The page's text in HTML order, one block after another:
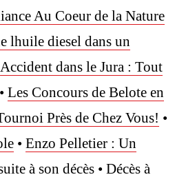
Au Coeur de la Nature
lhuile diesel dans un
Accident dans le Jura : Tout
• Les Concours de Belote en
Près de Chez Vous! •
• Enzo Pelletier : Un
à son décès • Décès à